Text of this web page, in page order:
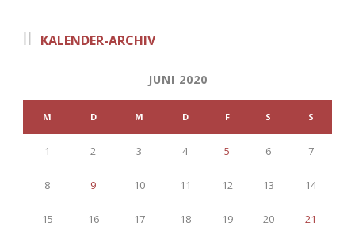
KALENDER-ARCHIV
JUNI 2020
M D M D F S S
1 2 3 4 5 6 7
8 9 10 11 12 13 14
15 16 17 18 19 20 21